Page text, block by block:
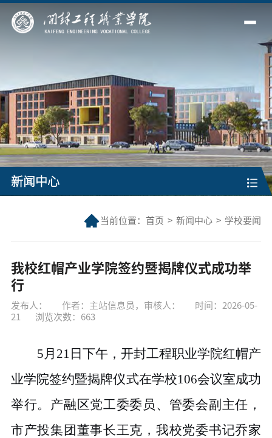
新闻中心
当前位置： 首页 >新闻中心 > 学校要闻
我校红帽产业学院签约暨揭牌仪式成功举
行
发布人： 作者：主站信息员，审核人：
时间：2026-05-
21
浏览次数： 663
5月21日下午，开封工程职业学院红帽产
业学院签约暨揭牌仪式在学校106会议室成功
举行。产融区党工委委员、管委会副主任，
市产投集团董事长王克，我校党委书记乔家